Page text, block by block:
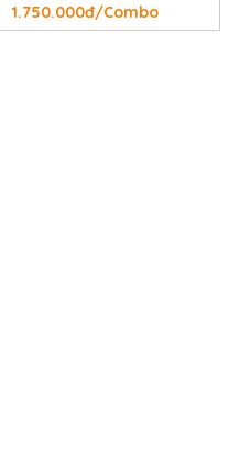
1.750.000đ/Combo